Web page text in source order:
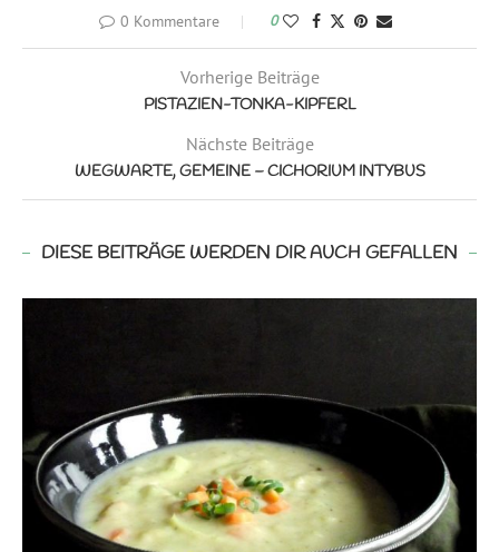
0 Kommentare 0
Vorherige Beiträge
PISTAZIEN-TONKA-KIPFERL
Nächste Beiträge
WEGWARTE, GEMEINE – CICHORIUM INTYBUS
DIESE BEITRÄGE WERDEN DIR AUCH GEFALLEN